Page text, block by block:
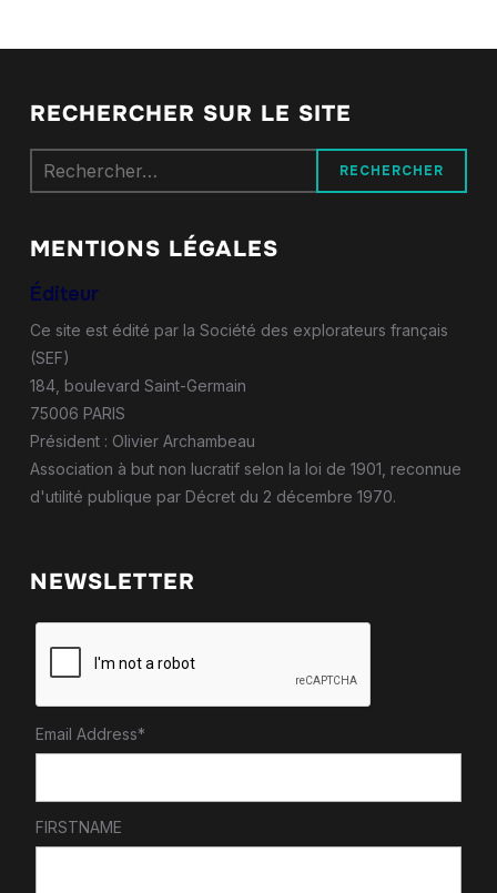
RECHERCHER SUR LE SITE
Rechercher :
MENTIONS LÉGALES
Éditeur
Ce site est édité par la Société des explorateurs français
(SEF)
184, boulevard Saint-Germain
75006 PARIS
Président : Olivier Archambeau
Association à but non lucratif selon la loi de 1901, reconnue
d'utilité publique par Décret du 2 décembre 1970.
NEWSLETTER
Email Address*
FIRSTNAME